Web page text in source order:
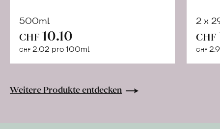
500ml
CHF 10.10
CHF 2.02 pro 100ml
Warenkorb
2 x
CHF
CHF
Weitere Produkte entdecken